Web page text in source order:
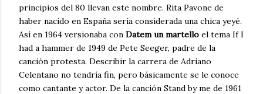
principios del 80 llevan este nombre. Rita Pavone de
haber nacido en España sería considerada una chica yeyé.
Así en 1964 versionaba con Datem un martello el tema If I
had a hammer de 1949 de Pete Seeger, padre de la
canción protesta. Describir la carrera de Adriano
Celentano no tendría fin, pero básicamente se le conoce
como cantante y actor. De la canción Stand by me de 1961